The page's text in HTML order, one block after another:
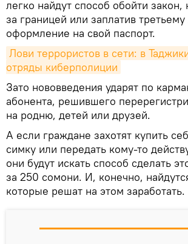
легко найдут способ обойти закон,
за границей или заплатив
оформление на свой паспорт.
Лови террористов в сети: в
отряды киберполиции
Зато нововведения ударят по
абонента, решившего
на родню, детей или друзей.
А если граждане захотят купить
симку или передать кому-то
они будут искать способ сделать
за 250 сомони. И, конечно,
которые решат на этом заработать.